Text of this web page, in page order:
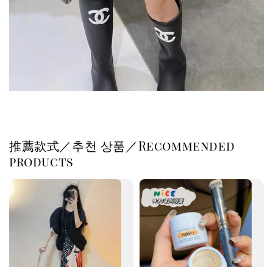
推薦款式／추천 상품／Recommended
products